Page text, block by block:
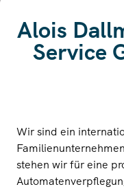
Alois
Service
Wir sind ein
stehen wir für eine